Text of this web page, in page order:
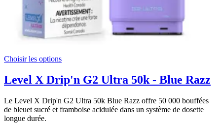
Choisir les options
Level X Drip'n G2 Ultra 50k - Blue Razz
Le Level X Drip'n G2 Ultra 50k Blue Razz offre 50 000 bouffées
de bleuet sucré et framboise acidulée dans un système de dosette
longue durée.